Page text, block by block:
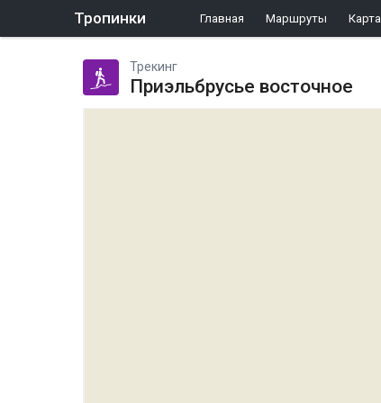
Тропинки Главная Маршруты Карта
Трекинг
Приэльбрусье восточное